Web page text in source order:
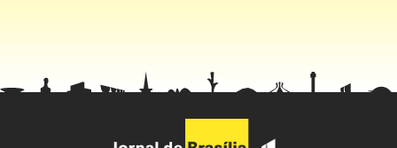
das próximas semanas”, afirmou.